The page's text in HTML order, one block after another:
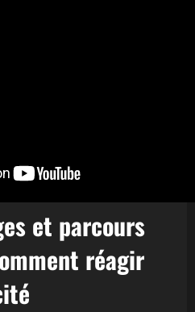
et parcours
réagir